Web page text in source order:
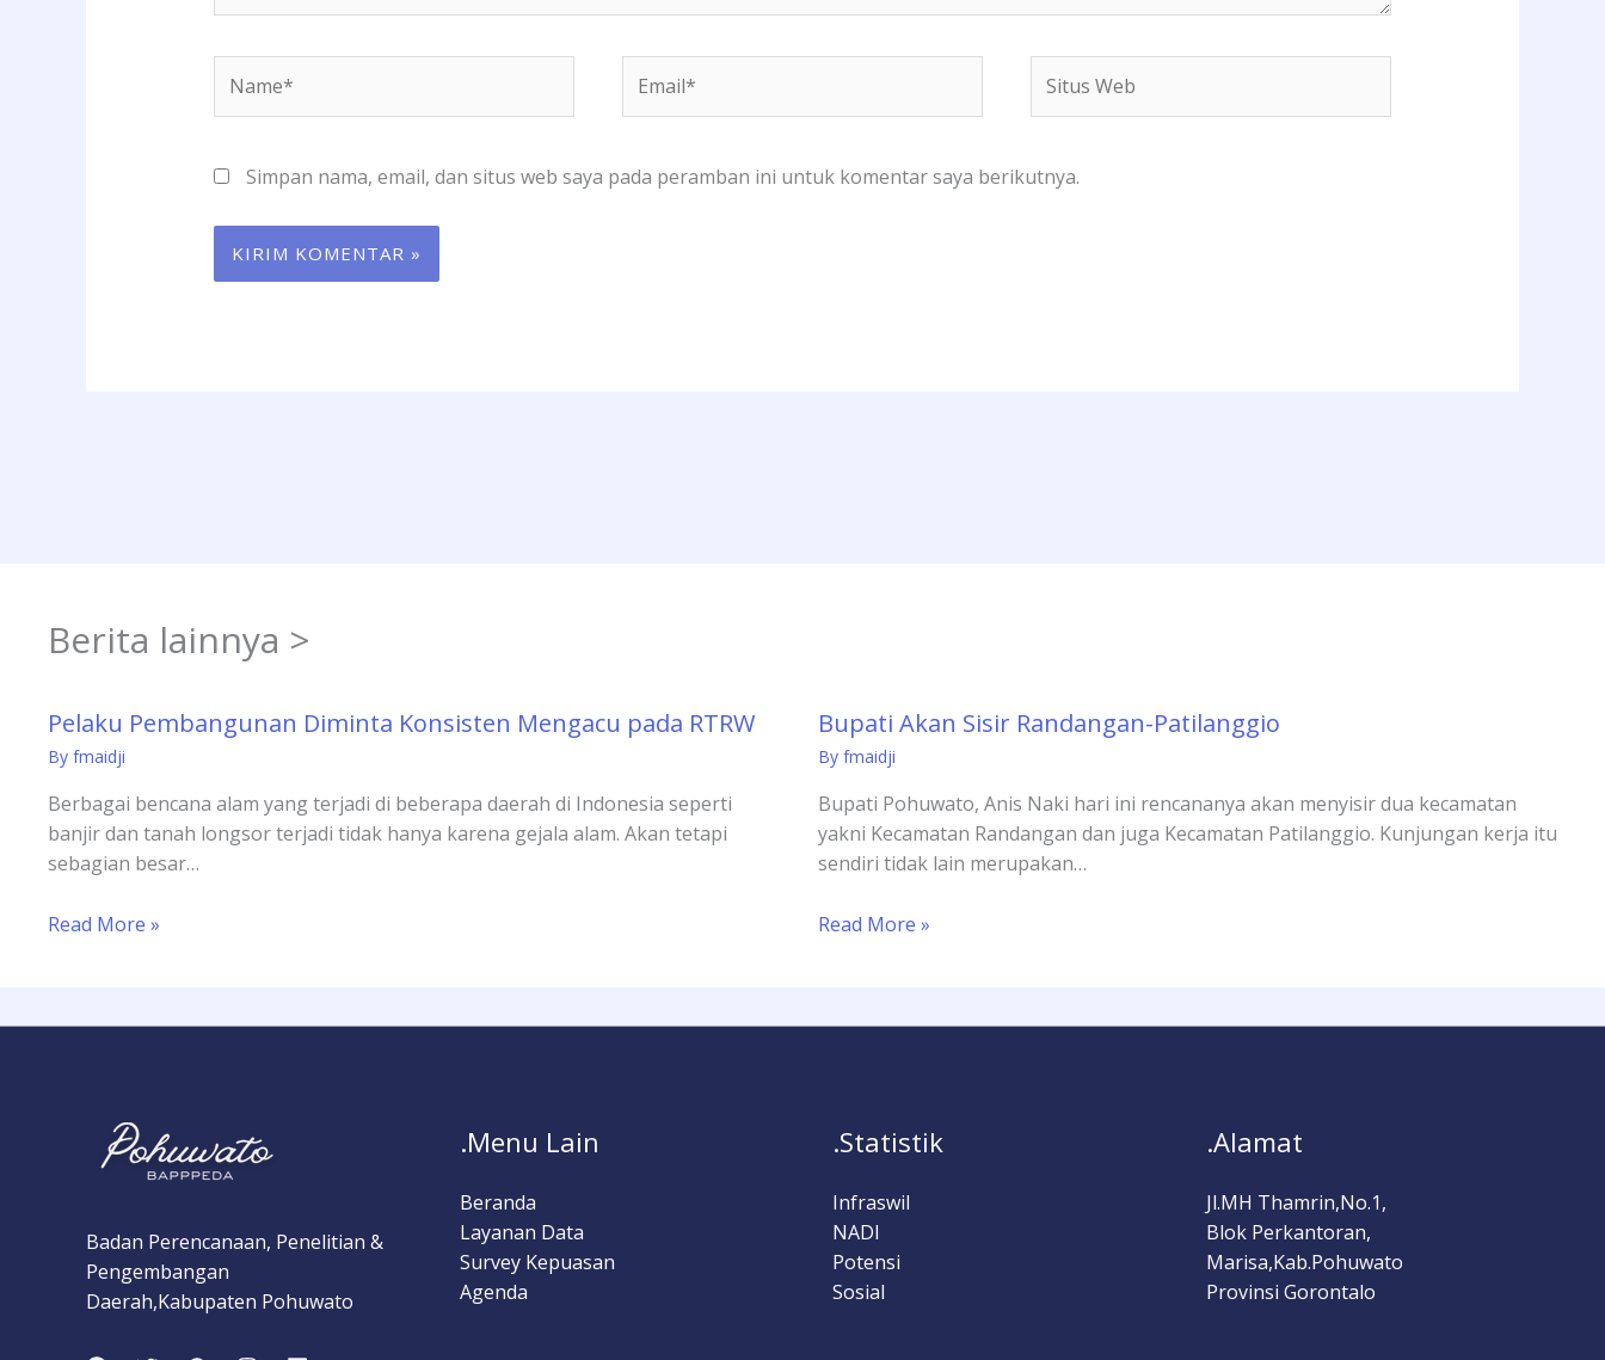
Web
Simpan nama, email, dan situs web saya pada peramban ini untuk komentar saya berikutnya.
Berita lainnya >
Pelaku Pembangunan Diminta Konsisten Mengacu pada RTRW
By fmaidji
Berbagai bencana alam yang terjadi di beberapa daerah di Indonesia seperti
banjir dan tanah longsor terjadi tidak hanya karena gejala alam. Akan tetapi
sebagian besar…
Read More »
Bupati Akan Sisir Randangan-Patilanggio
By fmaidji
Bupati Pohuwato, Anis Naki hari ini rencananya akan menyisir dua kecamatan
yakni Kecamatan Randangan dan juga Kecamatan Patilanggio. Kunjungan kerja itu
sendiri tidak lain merupakan…
Read More »
Badan Perencanaan, Penelitian &
Pengembangan
Daerah,Kabupaten Pohuwato
.Menu Lain
Beranda
Layanan Data
Survey Kepuasan
Agenda
.Statistik
Infraswil
NADI
Potensi
Sosial
.Alamat
Jl.MH Thamrin,No.1,
Blok Perkantoran,
Marisa,Kab.Pohuwato
Provinsi Gorontalo